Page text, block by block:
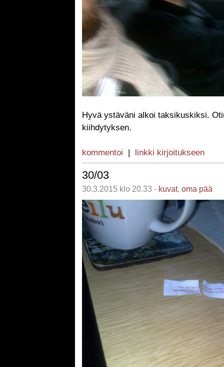
Hyvä ystäväni alkoi taksikuskiksi.
kiihdytyksen.
kommentoi | linkki kirjoitukseen
30/03
30.3.2015 klo 20.33 - kuvat, oma pää